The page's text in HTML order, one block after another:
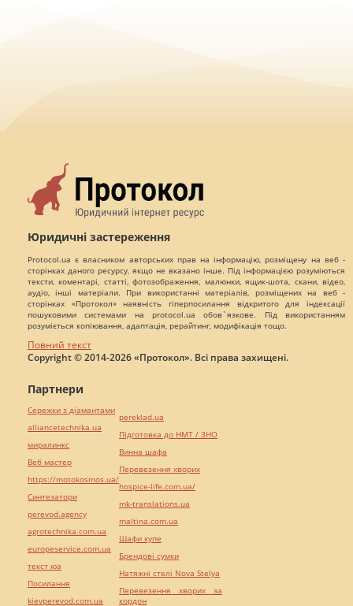
Юридичні застереження
Protocol.ua є власником авторських прав на інформацію, розміщену на веб -
сторінках даного ресурсу, якщо не вказано інше. Під інформацією розуміються
тексти, коментарі, статті, фотозображення, малюнки, ящик-шота, скани, відео,
аудіо, інші матеріали. При використанні матеріалів, розміщених на веб -
сторінках «Протокол» наявність гіперпосилання відкритого для індексації
пошуковими системами на protocol.ua обов`язкове. Під використанням
розуміється копіювання, адаптація, рерайтинг, модифікація тощо.
Повний текст
Copyright © 2014-2026 «Протокол». Всі права захищені.
Партнери
Сережки з діамантами
alliancetechnika.ua
миралинкс
Веб мастер
https://motokosmos.ua/
Синтезатори
perevod.agency
agrotechnika.com.ua
europeservice.com.ua
текст юа
Посилання
kievperevod.com.ua
pereklad.ua
Підготовка до НМТ / ЗНО
Винна шафа
Перевезення хворих
hospice-life.com.ua/
mk-translations.ua
maltina.com.ua
Шафи купе
Брендові сумки
Натяжні стелі Nova Stelya
Перевезення хворих за
кордон